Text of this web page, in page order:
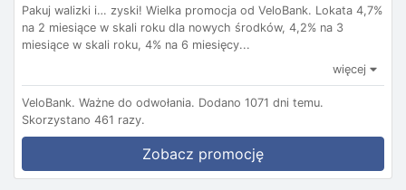
Pakuj walizki i… zyski! Wielka promocja od VeloBank. Lokata 4,7%
na 2 miesiące w skali roku dla nowych środków, 4,2% na 3
miesiące w skali roku, 4% na 6 miesięcy...
więcej
VeloBank. Ważne do odwołania. Dodano 1071 dni temu.
Skorzystano 461 razy.
Zobacz promocję